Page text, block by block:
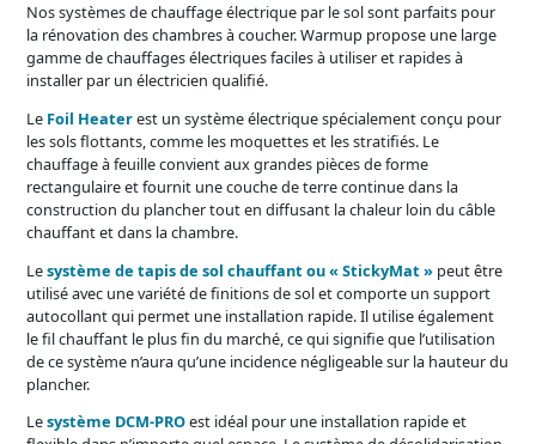
Nos systèmes de chauffage électrique par le sol sont parfaits pour
la rénovation des chambres à coucher. Warmup propose une large
gamme de chauffages électriques faciles à utiliser et rapides à
installer par un électricien qualifié.
Le Foil Heaterest un système électrique spécialement conçu pour
les sols flottants, comme les moquettes et les stratifiés. Le
chauffage à feuille convient aux grandes pièces de forme
rectangulaire et fournit une couche de terre continue dans la
construction du plancher tout en diffusant la chaleur loin du câble
chauffant et dans la chambre.
Lesystème de tapis de sol chauffant ou « StickyMat » peut être
utilisé avec une variété de finitions de sol et comporte un support
autocollant qui permet une installation rapide. Il utilise également
le fil chauffant le plus fin du marché, ce qui signifie que l’utilisation
de ce système n’aura qu’une incidence négligeable sur la hauteur du
plancher.
Lesystème DCM-PROest idéal pour une installation rapide et